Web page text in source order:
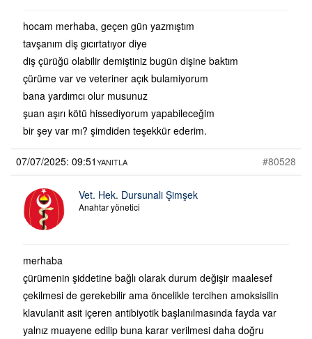
hocam merhaba, geçen gün yazmıştım
tavşanım diş gıcırtatıyor diye
diş çürüğü olabilir demiştiniz bugün dişine baktım
çürüme var ve veteriner açık bulamiyorum
bana yardımcı olur musunuz
şuan aşırı kötü hissediyorum yapabileceğim
bir şey var mı? şimdiden teşekkür ederim.
07/07/2025: 09:51 #80528
YANITLA
Vet. Hek. Dursunali Şimşek
Anahtar yönetici
merhaba
çürümenin şiddetine bağlı olarak durum değişir maalesef
çekilmesi de gerekebilir ama öncelikle tercihen amoksisilin
klavulanit asit içeren antibiyotik başlanılmasında fayda var
yalnız muayene edilip buna karar verilmesi daha doğru